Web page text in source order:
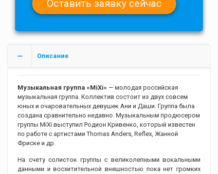
Описание
Музыкальная группа «MiXi» — молодая российская
музыкальная группа. Коллектив состоит из двух совсем
юных и очаровательных девушек Ани и Даши. Группа была
создана сравнительно недавно. Музыкальным продюсером
группы MiXi выступил Родион Кривенко, который известен
по работе с артистами Thomas Anders, Reflex, Жанной
Фриске и др.
На счету солисток группы с великолепными вокальными
данными и восхитительной внешностью пока нет громких